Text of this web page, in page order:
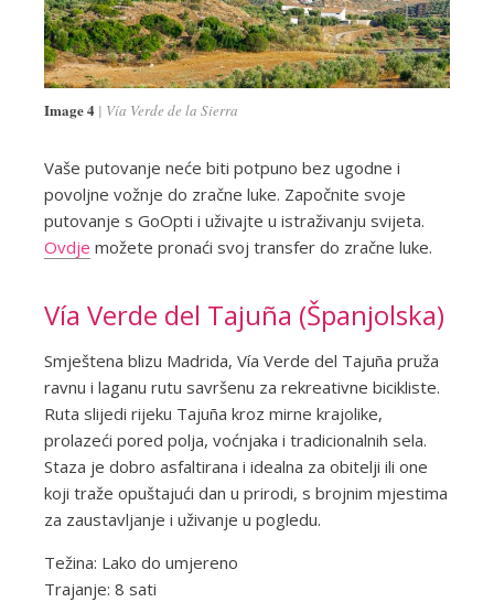
Image 4 Vía Verde de la Sierra
Vaše putovanje neće biti potpuno bez ugodne i
povoljne vožnje do zračne luke. Započnite svoje
putovanje s GoOpti i uživajte u istraživanju svijeta.
Ovdje možete pronaći svoj transfer do zračne luke.
Vía Verde del Tajuña (Španjolska)
Smještena blizu Madrida, Vía Verde del Tajuña pruža
ravnu i laganu rutu savršenu za rekreativne bicikliste.
Ruta slijedi rijeku Tajuña kroz mirne krajolike,
prolazeći pored polja, voćnjaka i tradicionalnih sela.
Staza je dobro asfaltirana i idealna za obitelji ili one
koji traže opuštajući dan u prirodi, s brojnim mjestima
za zaustavljanje i uživanje u pogledu.
Težina: Lako do umjereno
Trajanje: 8 sati